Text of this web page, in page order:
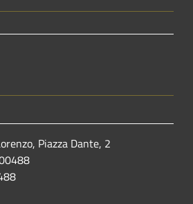
Piazza Dante, 2